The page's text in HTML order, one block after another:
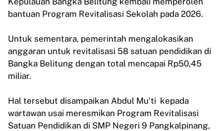
bantuan Program Revitalisasi Sekolah pada 2026.
Untuk sementara, pemerintah mengalokasikan
anggaran untuk revitalisasi 58 satuan pendidikan di
Bangka Belitung dengan total mencapai Rp50,45
miliar.
Hal tersebut disampaikan Abdul Mu’ti kepada
wartawan usai meresmikan Program Revitalisasi
Satuan Pendidikan di SMP Negeri 9 Pangkalpinang,